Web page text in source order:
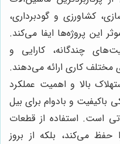
کشاورزی و گودبرداری،
این پروژه‌ها ایفا می‌کند.
چندگانه، کارایی و
مختلف کاری ارائه می‌دهند.
بالا و اهمیت عملکرد
باکیفیت و بادوام برای بیل
است. استفاده از قطعات
حفظ می‌کند، بلکه از بروز